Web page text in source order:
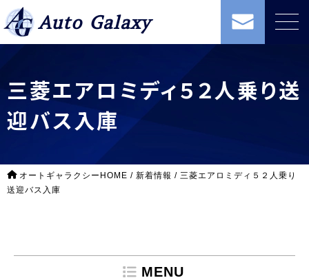
Auto Galaxy
三菱エアロミディ５２人乗り送
迎バス入庫
オートギャラクシーHOME / 新着情報 / 三菱エアロミディ５２人乗り
送迎バス入庫
MENU